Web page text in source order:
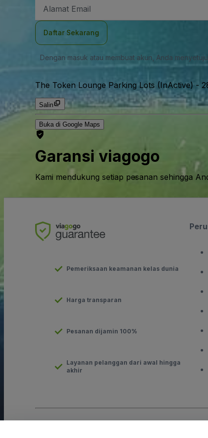
Email
Daftar Sekarang
Dengan masuk atau membuat akun, Anda
The Token Lounge Parking Lots (InActive) -
Salin
Buka di Google Maps
Garansi viagogo
Kami mendukung setiap pesanan sehingga
Pemeriksaan keamanan kelas dunia
Harga transparan
Pesanan dijamin 100%
Layanan pelanggan dari awal hingga
akhir